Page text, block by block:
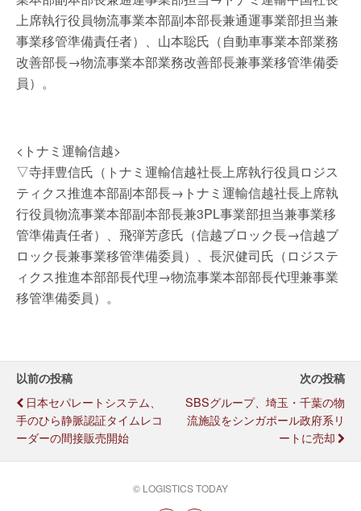
上席執行役員物流事業本部副本部長兼通運事業部担当兼
事業移管準備責任者）、山本聡氏（自動車事業本部業務
改善部長→物流事業本部業務改善部長兼事業移管準備委
員）。
<トナミ運輸信越>
▽寺拝豊信氏（トナミ運輸信越社長上席執行役員ロジス
ティクス推進本部副本部長→トナミ運輸信越社長上席執
行役員物流事業本部副本部長兼3PL事業部担当兼事業移
管準備責任者）、飛弾芳彦氏（信越ブロック長→信越ブ
ロック長兼事業移管準備委員）、長沢健司氏（ロジステ
ィクス推進本部部長代理→物流事業本部部長代理兼事業
移管準備委員）。
以前の投稿
日本セパレートシステム、
手のひら静脈認証タイムレコ
ーダーの間接販売開始
次の投稿
SBSグループ、埼玉・千葉の物
流施設をシンガポール政府系リ
ートに売却
© LOGISTICS TODAY